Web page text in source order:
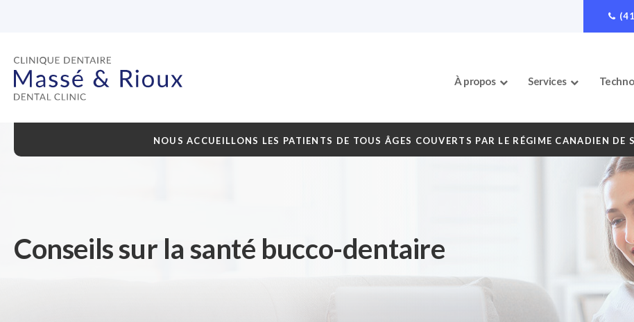
À propos Services
NOUS ACCUEILLONS LES PATIENTS DE TOUS ÂGES COUVERTS PAR LE RÉGIME CANADIEN DE
Conseils sur la santé bucco-dentaire